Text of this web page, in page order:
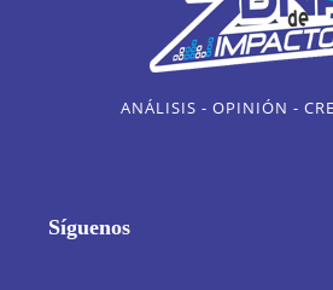
ANÁLISIS - OPINIÓN -
Síguenos